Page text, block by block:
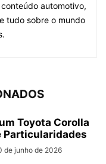
automotivo,
tudo sobre o mundo
Toyota Corolla
Particularidades
de junho de 2026